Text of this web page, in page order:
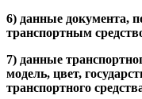
6) данные документа,
транспортным
7) данные
модель, цвет,
транспортного